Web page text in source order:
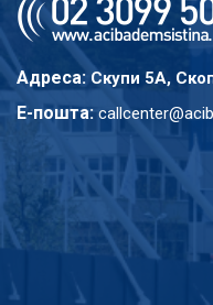
Адреса: Скупи 5A,
E-пошта: